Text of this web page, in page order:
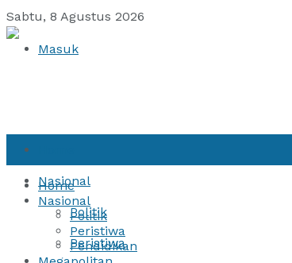
Sabtu, 8 Agustus 2026
Masuk
Nasional
Politik
Peristiwa
Home
Nasional
Politik
Peristiwa
Pendidikan